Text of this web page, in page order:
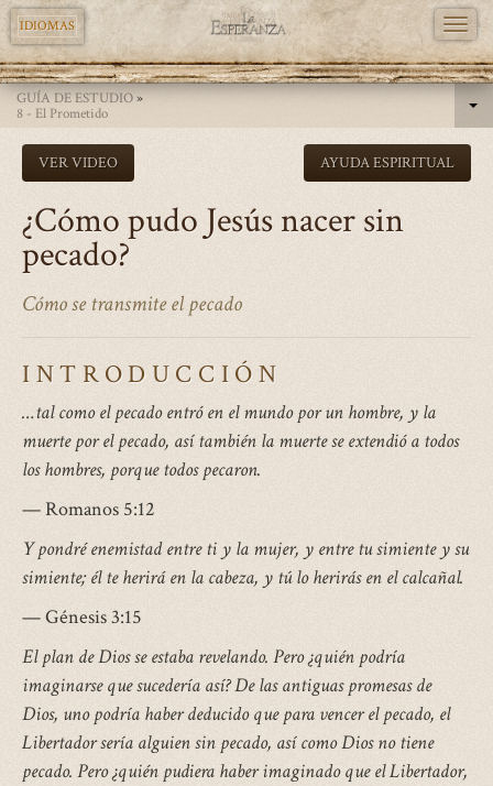
Pasar
contenido
principal
IDIOMAS
GUÍA DE ESTUDIO»
8 - El Prometido
VER VIDEO AYUDA ESPIRITUAL
¿Cómo pudo Jesús nacer sin
pecado?
Cómo se transmite el pecado
INTRODUCCIÓN
…tal como el pecado entró en el mundo por un hombre, y la
muerte por el pecado, así también la muerte se extendió a todos
los hombres, porque todos pecaron.
— Romanos 5:12
Y pondré enemistad entre ti y la mujer, y entre tu simiente y su
simiente; él te herirá en la cabeza, y tú lo herirás en el calcañal.
— Génesis 3:15
El plan de Dios se estaba revelando. Pero ¿quién podría
imaginarse que sucedería así? De las antiguas promesas de
Dios, uno podría haber deducido que para vencer el pecado, el
Libertador sería alguien sin pecado, así como Dios no tiene
pecado. Pero ¿quién pudiera haber imaginado que el Libertador,